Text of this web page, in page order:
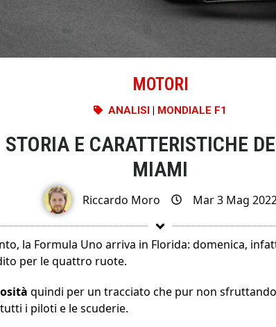
MOTORI
ANALISI | MONDIALE F1
E CARATTERISTICHE
MIAMI
Riccardo Moro Mar 3 Mag
la Formula Uno arriva in Florida: domenica,
per le quattro ruote.
quindi per un tracciato che pur non
i piloti e le scuderie.